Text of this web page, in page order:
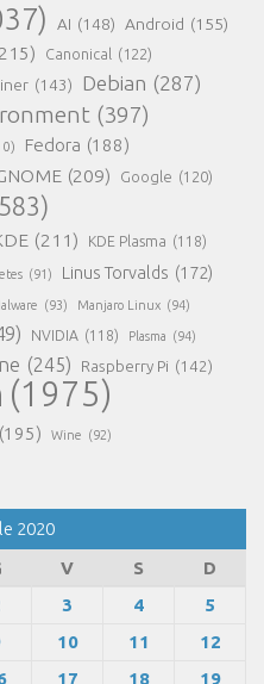
AI (148) Android (155)
Canonical (122)
(143) Debian (287)
(397)
Fedora (188)
(209) Google (120)
(211) KDE Plasma (118)
(91) Linus Torvalds (172)
(93) Manjaro Linux (94)
NVIDIA (118) Plasma (94)
(245) Raspberry Pi (142)
(1975)
(195) Wine (92)
2020
V S
D
3 4
5
10 11
12
17 18 19